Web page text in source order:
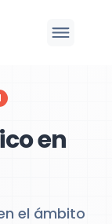
en
el ámbito